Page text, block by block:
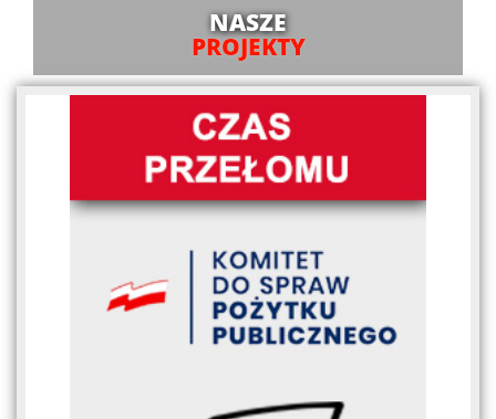
NASZE
PROJEKTY